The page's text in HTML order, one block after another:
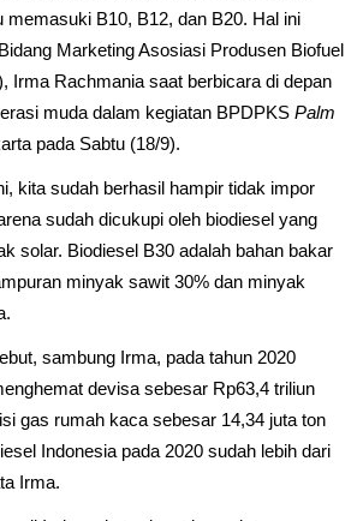
memasuki B10, B12, dan B20. Hal ini
Marketing Asosiasi Produsen Biofuel
Irma Rachmania saat berbicara di depan
muda dalam kegiatan BPDPKS Palm
pada Sabtu (18/9).
kita sudah berhasil hampir tidak impor
sudah dicukupi oleh biodiesel yang
solar. Biodiesel B30 adalah bahan bakar
minyak sawit 30% dan minyak
sambung Irma, pada tahun 2020
devisa sebesar Rp63,4 triliun
gas rumah kaca sebesar 14,34 juta ton
Indonesia pada 2020 sudah lebih dari
Irma.